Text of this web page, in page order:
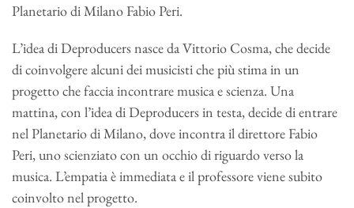
Planetario di Milano Fabio Peri.
L’idea di Deproducers nasce da Vittorio Cosma, che decide
di coinvolgere alcuni dei musicisti che più stima in un
progetto che faccia incontrare musica e scienza. Una
mattina, con l’idea di Deproducers in testa, decide di entrare
nel Planetario di Milano, dove incontra il direttore Fabio
Peri, uno scienziato con un occhio di riguardo verso la
musica. L’empatia è immediata e il professore viene subito
coinvolto nel progetto.